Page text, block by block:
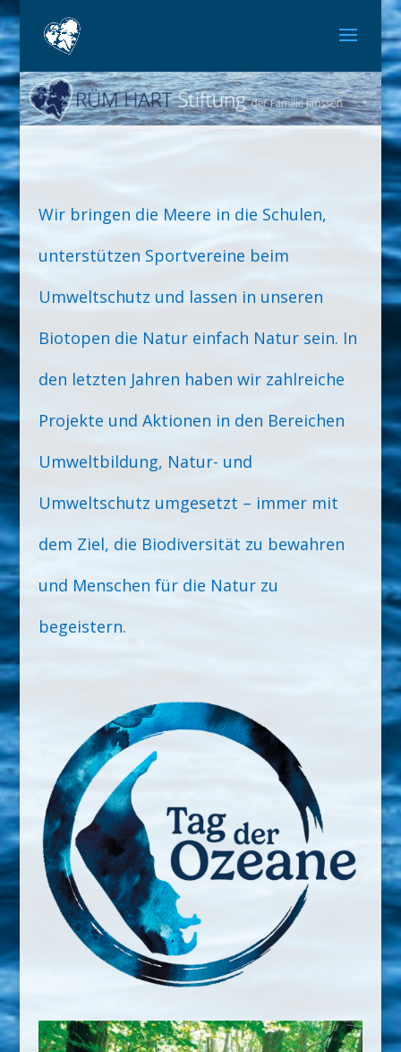
Wir bringen die Meere in die Schulen,
unterstützen Sportvereine beim
Umweltschutz und lassen in unseren
Biotopen die Natur einfach Natur sein. In
den letzten Jahren haben wir zahlreiche
Projekte und Aktionen in den Bereichen
Umweltbildung, Natur- und
Umweltschutz umgesetzt – immer mit
dem Ziel, die Biodiversität zu bewahren
und Menschen für die Natur zu
begeistern.